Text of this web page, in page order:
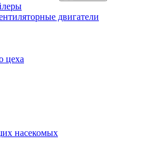
двигатели
цеха
насекомых